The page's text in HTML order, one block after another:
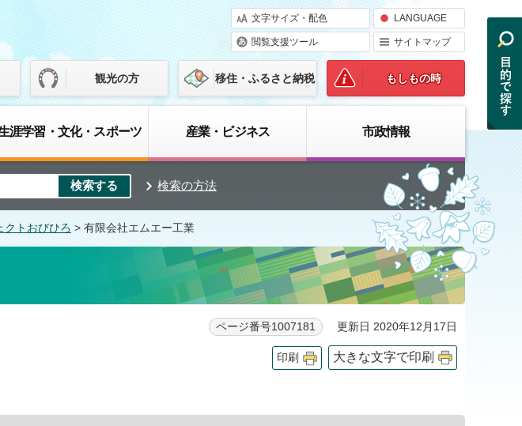
文字サイズ・配色 LANGUAGE
閲覧支援ツール サイトマップ
観光の方 移住・ふるさと納税 もしもの時
涯学習・文化・スポーツ 産業・ビジネス 市政情報
検索の方法
クトおびひろ > 有限会社エムエー工業
ページ番号1007181 更新日 2020年12月17日
印刷 大きな文字で印刷